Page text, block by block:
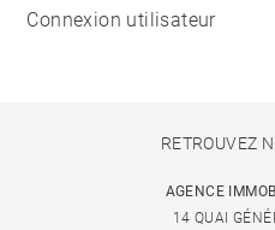
Connexion utilisateur
RETROUVEZ
AGENCE
14 QUAI